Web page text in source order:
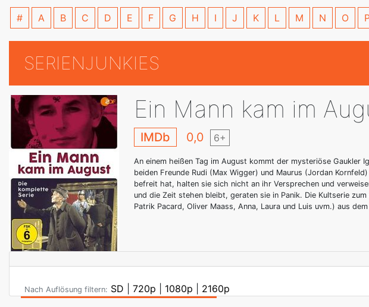
# A B C D E F G H I J K L M N O
SERIENJUNKIES
Ein Mann kam im
IMDb 0,0 6+
An einem heißen Tag im August kommt der mysteriöse Gaukler
beiden Freunde Rudi (Max Wigger) und Maurus (Jordan
befreit hat, halten sie sich nicht an ihr Versprechen und
und die Zeit stehen bleibt, geraten sie in Panik. Die Kultserie
Patrik Pacard, Oliver Maass, Anna, Laura und Luis uvm.) aus
Nach Auflösung filtern: SD 720p 1080p 2160p